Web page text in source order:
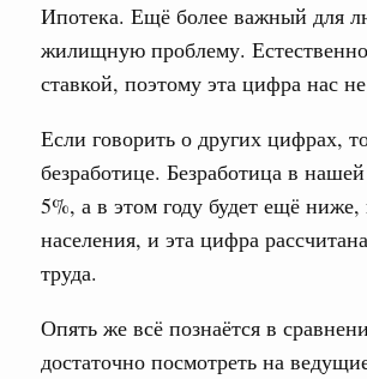
Ипотека. Ещё более важный для
жилищную проблему.
ставкой, поэтому эта цифра нас
Если говорить о других цифрах,
безработице. Безработица в
5%, а в этом году будет ещё
населения, и эта цифра
труда.
Опять же всё познаётся в
достаточно посмотреть на
Национальный проект «Инфраструктура
Порядка 200
объектам,
«Инфраструктура для
Молодёжная политика
Сергей Кравцов и
Григорий Гуров
«Кольцо открытий»
Евразийский экономический союз.